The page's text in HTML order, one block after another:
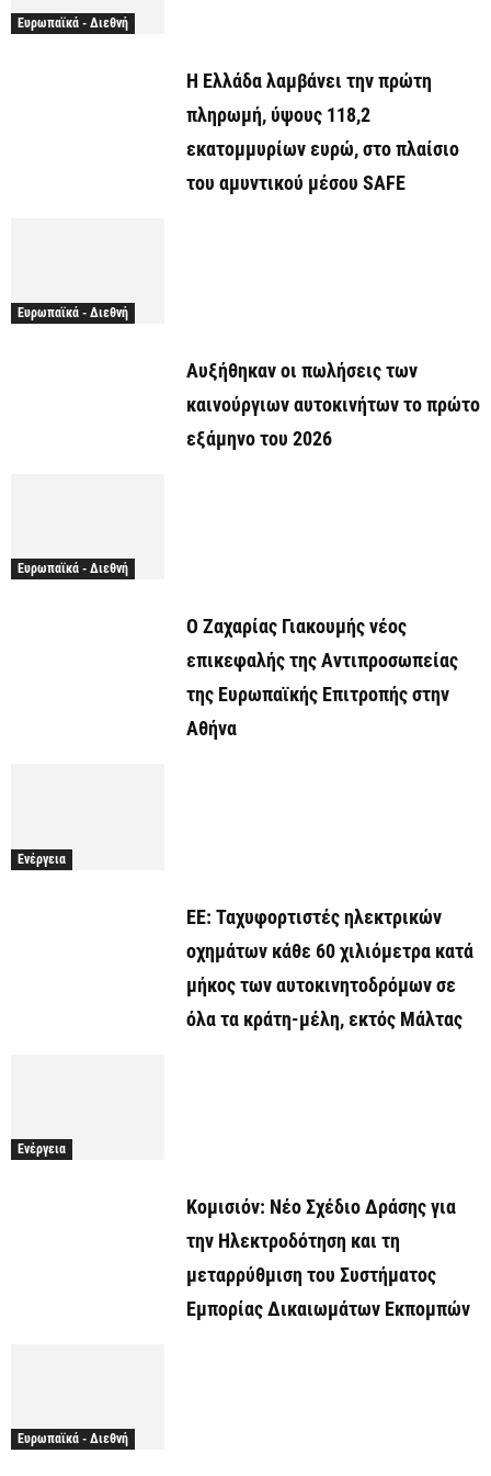
Ευρωπαϊκά - Διεθνή
Η Ελλάδα λαμβάνει την πρώτη
πληρωμή, ύψους 118,2
εκατομμυρίων ευρώ, στο πλαίσιο
του αμυντικού μέσου SAFE
Ευρωπαϊκά - Διεθνή
Αυξήθηκαν οι πωλήσεις των
καινούργιων αυτοκινήτων το πρώτο
εξάμηνο του 2026
Ευρωπαϊκά - Διεθνή
O Ζαχαρίας Γιακουμής νέος
επικεφαλής της Αντιπροσωπείας
της Ευρωπαϊκής Επιτροπής στην
Αθήνα
Ενέργεια
ΕΕ: Ταχυφορτιστές ηλεκτρικών
οχημάτων κάθε 60 χιλιόμετρα κατά
μήκος των αυτοκινητοδρόμων σε
όλα τα κράτη-μέλη, εκτός Μάλτας
Ενέργεια
Κομισιόν: Νέο Σχέδιο Δράσης για
την Ηλεκτροδότηση και τη
μεταρρύθμιση του Συστήματος
Εμπορίας Δικαιωμάτων Εκπομπών
Ευρωπαϊκά - Διεθνή